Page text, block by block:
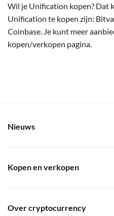
Wil je Unification kopen? Dat
Unification te kopen zijn:
Coinbase. Je kunt meer
kopen/verkopen pagina.
Nieuws
Kopen en verkopen
Over cryptocurrency